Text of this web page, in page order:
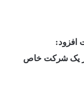
افزود:
از یک شرکت خاص